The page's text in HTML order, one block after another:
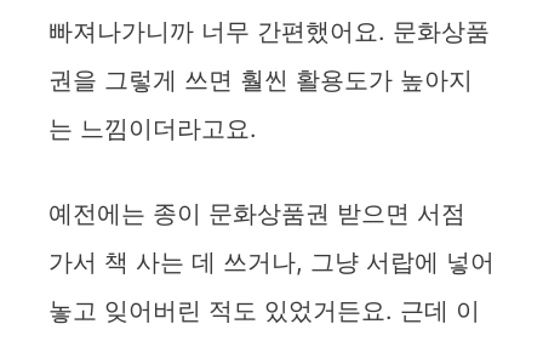
빠져나가니까 너무 간편했어요. 문화상품
권을 그렇게 쓰면 훨씬 활용도가 높아지
는 느낌이더라고요.
예전에는 종이 문화상품권 받으면 서점
가서 책 사는 데 쓰거나, 그냥 서랍에 넣어
놓고 잊어버린 적도 있었거든요. 근데 이